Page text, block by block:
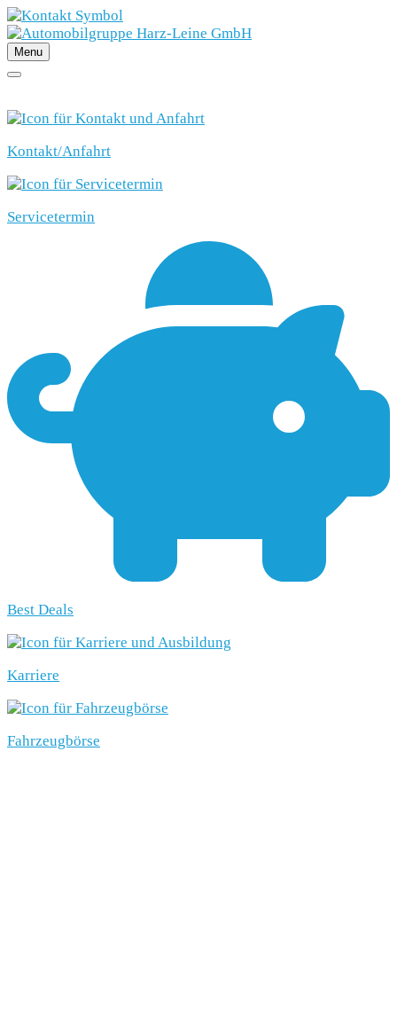
Menu
Kontakt/Anfahrt
Servicetermin
Best Deals
Karriere
Fahrzeugbörse